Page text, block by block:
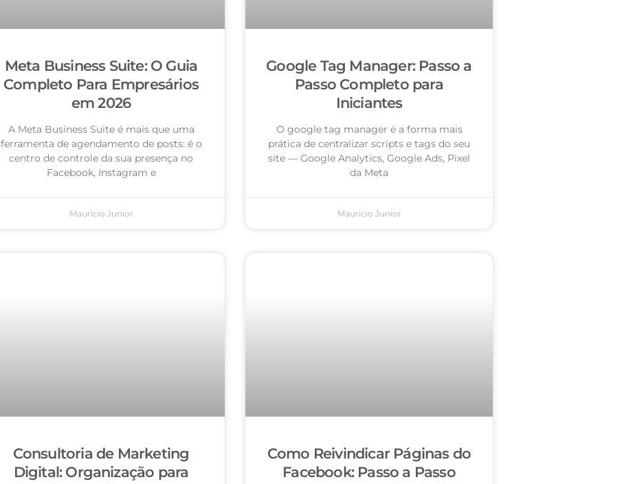
Meta Business Suite: O Guia
Completo Para Empresários
em 2026
A Meta Business Suite é mais que uma
ferramenta de agendamento de posts: é o
centro de controle da sua presença no
Facebook, Instagram e
Mauricio Junior
Google Tag Manager: Passo a
Passo Completo para
Iniciantes
O google tag manager é a forma mais
prática de centralizar scripts e tags do seu
site — Google Analytics, Google Ads, Pixel
da Meta
Mauricio Junior
Consultoria de Marketing
Digital: Organização para
Como Reivindicar Páginas do
Facebook: Passo a Passo